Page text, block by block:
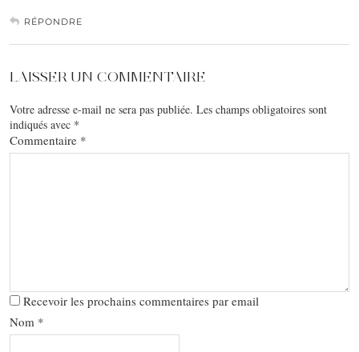
RÉPONDRE
LAISSER UN COMMENTAIRE
Votre adresse e-mail ne sera pas publiée. Les champs obligatoires sont
indiqués avec *
Commentaire *
Recevoir les prochains commentaires par email
Nom *